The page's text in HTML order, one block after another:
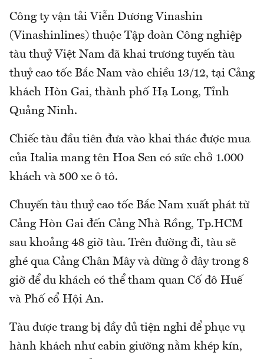
Công ty vận tải Viễn Dương Vinashin
(Vinashinlines) thuộc Tập đoàn Công nghiệp
tàu thuỷ Việt Nam đã khai trương tuyến tàu
thuỷ cao tốc Bắc Nam vào chiều 13/12, tại Cảng
khách Hòn Gai, thành phố Hạ Long, Tỉnh
Quảng Ninh.
Chiếc tàu đầu tiên đưa vào khai thác được mua
của Italia mang tên Hoa Sen có sức chở 1.000
khách và 500 xe ô tô.
Chuyến tàu thuỷ cao tốc Bắc Nam xuất phát từ
Cảng Hòn Gai đến Cảng Nhà Rồng, Tp.HCM
sau khoảng 48 giờ tàu. Trên đường đi, tàu sẽ
ghé qua Cảng Chân Mây và dừng ở đây trong 8
giờ để du khách có thể tham quan Cố đô Huế
và Phố cổ Hội An.
Tàu được trang bị đầy đủ tiện nghi để phục vụ
hành khách như cabin giường nằm khép kín,